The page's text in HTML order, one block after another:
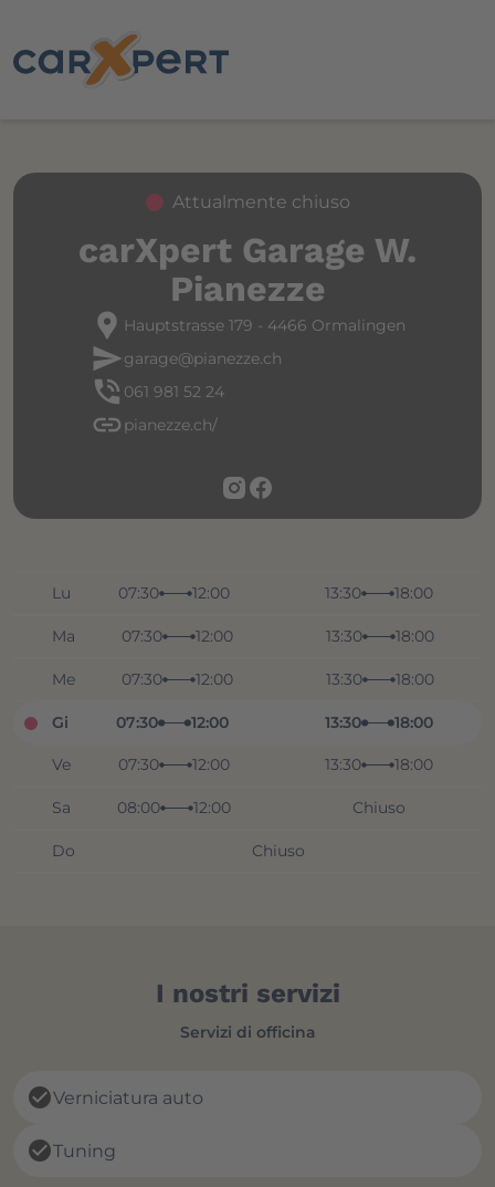
Attualmente chiuso
carXpert Garage W.
Pianezze
location_pin Hauptstrasse 179 - 4466 Ormalingen
sendgarage@pianezze.ch
phone_in_talk 061 981 52 24
link pianezze.ch/
Lu 07:30 12:00 13:30 18:00
Ma 07:30 12:00 13:30 18:00
Me 07:30 12:00 13:30 18:00
Gi 07:30 12:00 13:30 18:00
Ve 07:30 12:00 13:30 18:00
Sa 08:00 12:00 Chiuso
Do Chiuso
I nostri servizi
Servizi di officina
check_circleVerniciatura auto
check_circleTuning